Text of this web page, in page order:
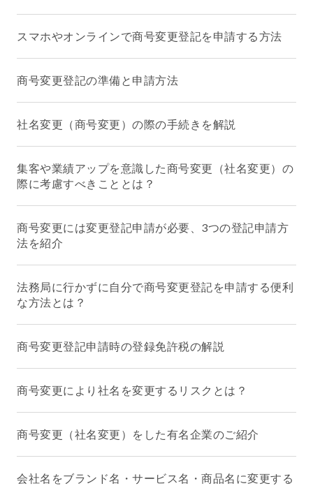
スマホやオンラインで商号変更登記を申請する方法
商号変更登記の準備と申請方法
社名変更（商号変更）の際の手続きを解説
集客や業績アップを意識した商号変更（社名変更）の
際に考慮すべきこととは？
商号変更には変更登記申請が必要、3つの登記申請方
法を紹介
法務局に行かずに自分で商号変更登記を申請する便利
な方法とは？
商号変更登記申請時の登録免許税の解説
商号変更により社名を変更するリスクとは？
商号変更（社名変更）をした有名企業のご紹介
会社名をブランド名・サービス名・商品名に変更する